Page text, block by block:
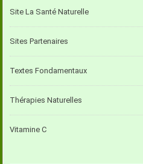
Site La Santé Naturelle
Sites Partenaires
Textes Fondamentaux
Thérapies Naturelles
Vitamine C